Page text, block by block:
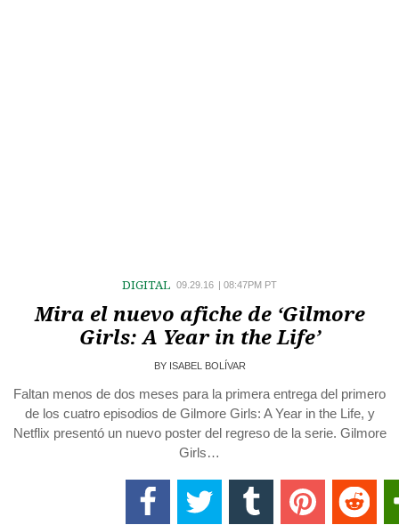
DIGITAL 09.29.16 08:47PM PT
Mira el nuevo afiche de ‘Gilmore
Girls: A Year in the Life’
BY ISABEL BOLÍVAR
Faltan menos de dos meses para la primera entrega del primero
de los cuatro episodios de Gilmore Girls: A Year in the Life, y
Netflix presentó un nuevo poster del regreso de la serie. Gilmore
Girls…